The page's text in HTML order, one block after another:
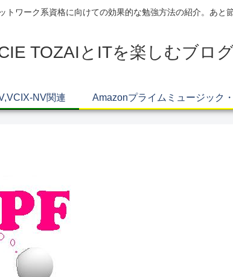
ワーク系資格に向けての効果的な勉強方法の紹介。あと
TOZAIとITを楽しむブロ
NV関連 Amazonプライムミュージック